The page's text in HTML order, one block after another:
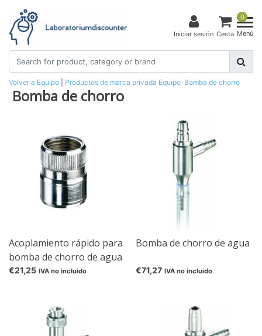
Iniciar sesión
0
Cesta Menú
Volver a Equipo Productos de marca privada Equipo Bomba de chorro
Bomba de chorro
Acoplamiento rápido para
bomba de chorro de agua
€21,25 IVA no incluido
Bomba de chorro de agua
€71,27 IVA no incluido